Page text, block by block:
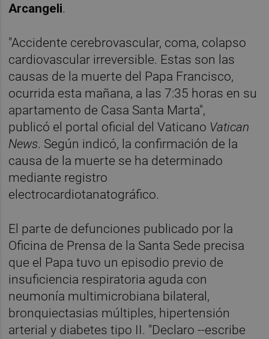
Arcangeli.
"Accidente cerebrovascular, coma, colapso
cardiovascular irreversible. Estas son las
causas de la muerte del Papa Francisco,
ocurrida esta mañana, a las 7:35 horas en su
apartamento de Casa Santa Marta",
publicó el portal oficial del Vaticano Vatican
News. Según indicó, la confirmación de la
causa de la muerte se ha determinado
mediante registro
electrocardiotanatográfico.
El parte de defunciones publicado por la
Oficina de Prensa de la Santa Sede precisa
que el Papa tuvo un episodio previo de
insuficiencia respiratoria aguda con
neumonía multimicrobiana bilateral,
bronquiectasias múltiples, hipertensión
arterial y diabetes tipo II. "Declaro --escribe